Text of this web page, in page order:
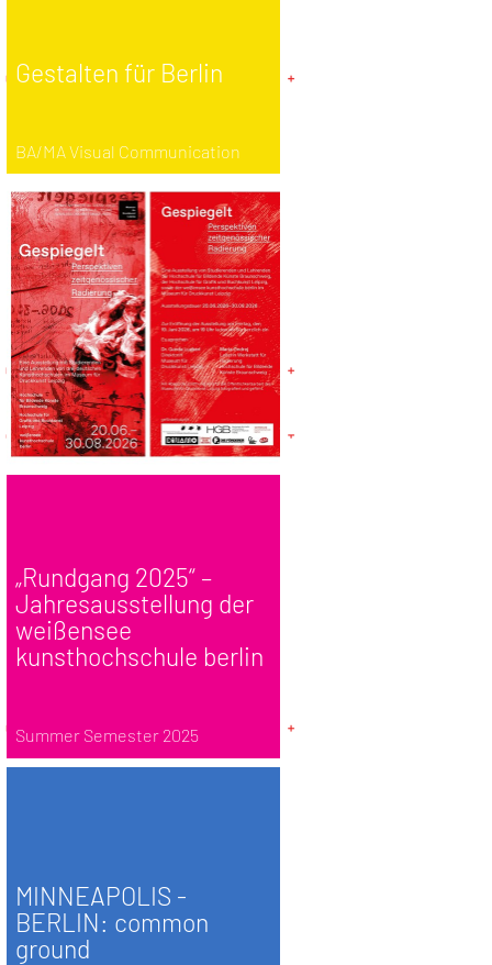
Gestalten für Berlin
BA/MA Visual Communication
„Rundgang 2025“ –
Jahresausstellung der
weißensee
kunsthochschule berlin
Summer Semester 2025
MINNEAPOLIS -
BERLIN: common
ground